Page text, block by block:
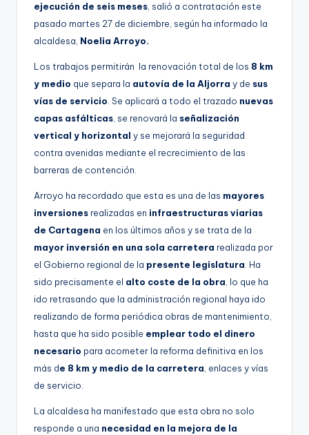
ejecución de seis meses, salió a contratación este
pasado martes 27 de diciembre, según ha informado la
alcaldesa, Noelia Arroyo.
Los trabajos permitirán la renovación total de los 8 km
y medio que separa la autovía de la Aljorra y de sus
vías de servicio. Se aplicará a todo el trazado nuevas
capas asfálticas, se renovará la señalización
vertical y horizontal y se mejorará la seguridad
contra avenidas mediante el recrecimiento de las
barreras de contención.
Arroyo ha recordado que esta es una de las mayores
inversiones realizadas en infraestructuras viarias
de Cartagena en los últimos años y se trata de la
mayor inversión en una sola carretera realizada por
el Gobierno regional de la presente legislatura. Ha
sido precisamente el alto coste de la obra, lo que ha
ido retrasando que la administración regional haya ido
realizando de forma periódica obras de mantenimiento,
hasta que ha sido posible emplear todo el dinero
necesario para acometer la reforma definitiva en los
más de 8 km y medio de la carretera, enlaces y vías
de servicio.
La alcaldesa ha manifestado que esta obra no solo
responde a una necesidad en la mejora de la